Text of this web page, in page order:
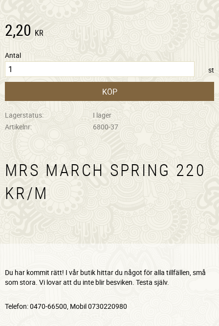
2,20 KR
Antal
st
KÖP
Lagerstatus
I lager
Artikelnr
6800-37
MRS MARCH SPRING 220
KR/M
Du har kommit rätt! I vår butik hittar du något för alla tillfällen, små
som stora. Vi lovar att du inte blir besviken. Testa själv.
Telefon: 0470-66500, Mobil 0730220980